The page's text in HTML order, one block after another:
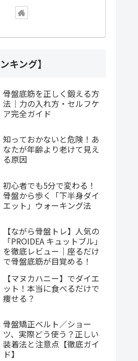
キング】
骨盤底筋を正しく鍛える方
法｜力の入れ方・セルフケ
ア完全ガイド
知っておかないと危険！あ
なたが年齢より老けて見え
る原因
初心者でも5分で変わる！
骨盤から歩く「下半身ダイ
エット」ウォーキング法
【ながら骨盤トレ】人気の
「PROIDEA キュットブル」
を徹底レビュー｜座るだけ
で骨盤底筋が目覚める！
【マヌカハニー】でダイエ
ット！本当に食べるだけで
痩せる？
骨盤矯正ベルト／ショー
ツ、実際どう使う？正しい
装着法と注意点【徹底ガイ
ド】